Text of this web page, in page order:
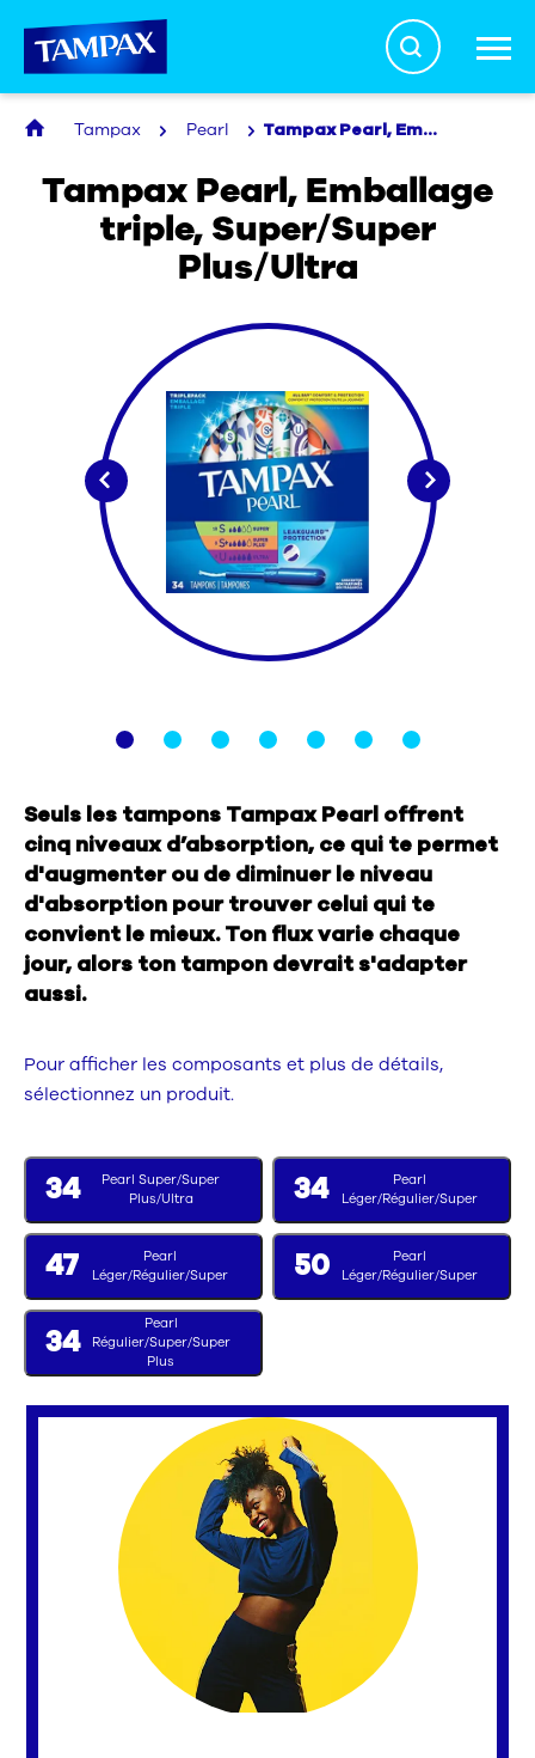
Search
Santé menstruelle
À propos
Nous contacter
Sélecteur de pays
Tampax Pearl Tampax Pearl, Emballage triple, Super/Super Plus/Ultra
Tampax Pearl, Emballage
triple, Super/Super
Plus/Ultra
Seuls les tampons Tampax Pearl offrent
cinq niveaux d’absorption, ce qui te permet
d'augmenter ou de diminuer le niveau
d'absorption pour trouver celui qui te
convient le mieux. Ton flux varie chaque
jour, alors ton tampon devrait s'adapter
aussi.
Pour afficher les composants et plus de détails,
sélectionnez un produit.
34
Pearl Super/Super
Plus/Ultra
34
Pearl
Léger/Régulier/Super
47
Pearl
Léger/Régulier/Super
50
Pearl
Léger/Régulier/Super
34
Pearl
Régulier/Super/Super
Plus